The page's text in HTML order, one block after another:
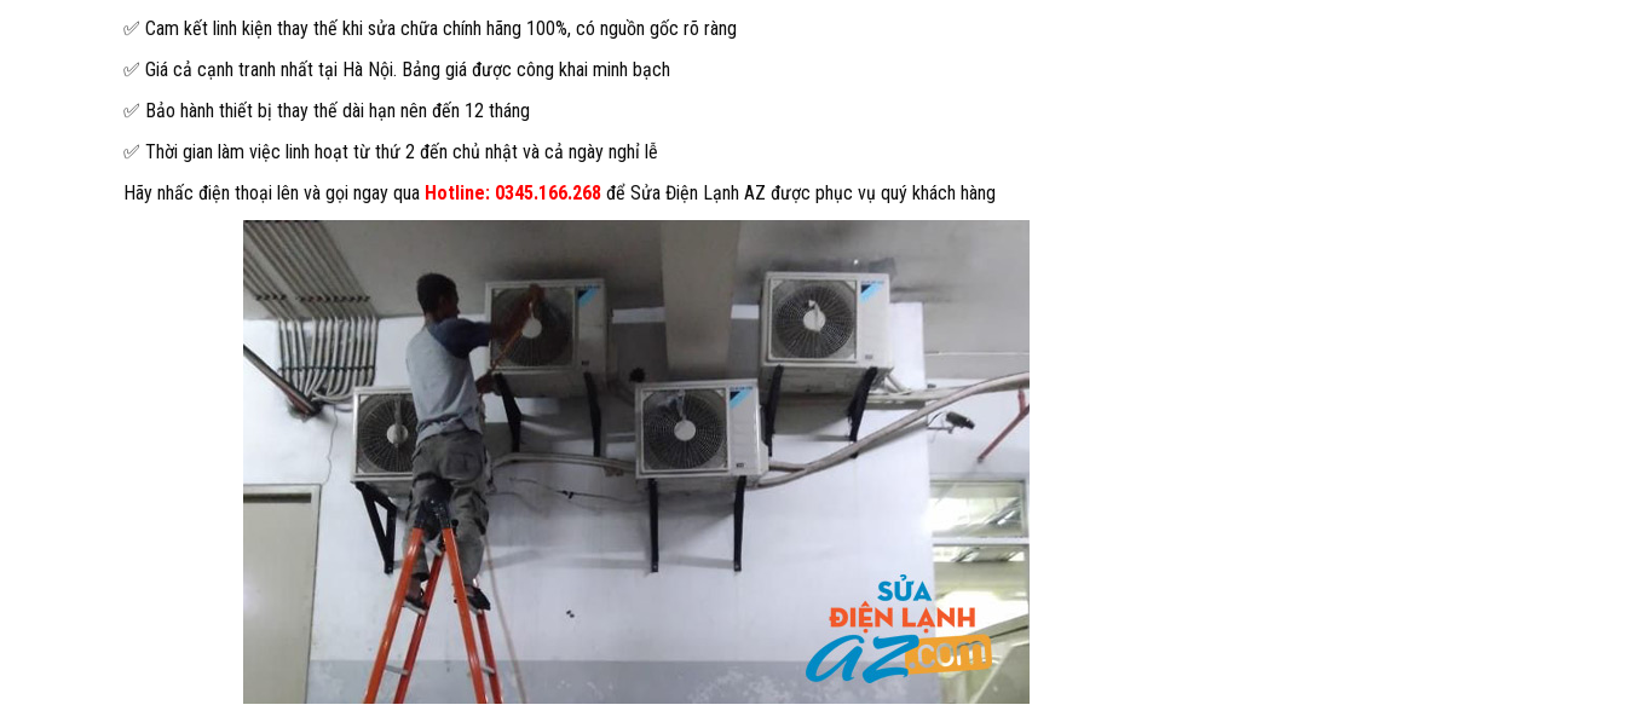
✅ Cam kết linh kiện thay thế khi sửa chữa chính hãng 100%, có nguồn gốc rõ ràng
✅ Giá cả cạnh tranh nhất tại Hà Nội. Bảng giá được công khai minh bạch
✅ Bảo hành thiết bị thay thế dài hạn nên đến 12 tháng
✅ Thời gian làm việc linh hoạt từ thứ 2 đến chủ nhật và cả ngày nghỉ lễ
Hãy nhấc điện thoại lên và gọi ngay qua Hotline: 0345.166.268 để Sửa Điện Lạnh AZ được phục vụ quý khách hàng